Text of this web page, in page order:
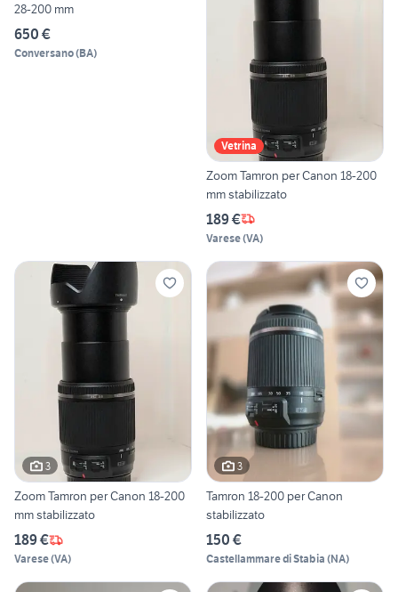
28-200 mm
650 €
Conversano(BA)
Vetrina
Zoom Tamron per Canon 18-200
mm stabilizzato
189 €
Varese(VA)
3
Zoom Tamron per Canon 18-200
mm stabilizzato
189 €
Varese(VA)
3
Tamron 18-200 per Canon
stabilizzato
150 €
Castellammare di Stabia (NA)